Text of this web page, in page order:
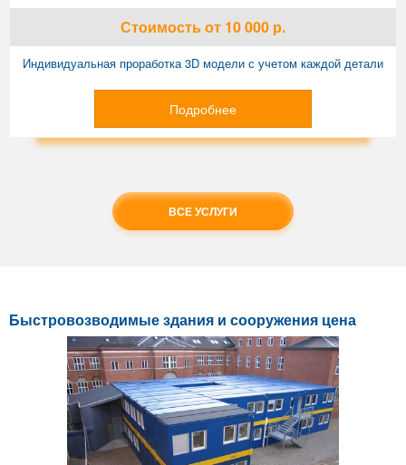
Стоимостьот 10 000 р.
Индивидуальная проработка 3D модели с учетом каждой детали
Подробнее
ВСЕ УСЛУГИ
Быстровозводимые здания и сооружения цена